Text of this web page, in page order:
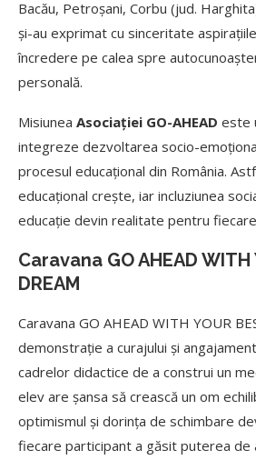
Bacău, Petroșani, Corbu (jud.
și-au exprimat cu sinceritate
încredere pe calea spre
personală.
Misiunea Asociației GO-AHEAD este
integreze dezvoltarea socio-
procesul educațional din România.
educațional crește, iar incluziunea
educație devin realitate pentru
Caravana GO AHEAD WITH
DREAM
Caravana GO AHEAD WITH YOUR
demonstrație a curajului și
cadrelor didactice de a construi un
elev are șansa să crească un om
optimismul și dorința de schimbare
fiecare participant a găsit puterea de